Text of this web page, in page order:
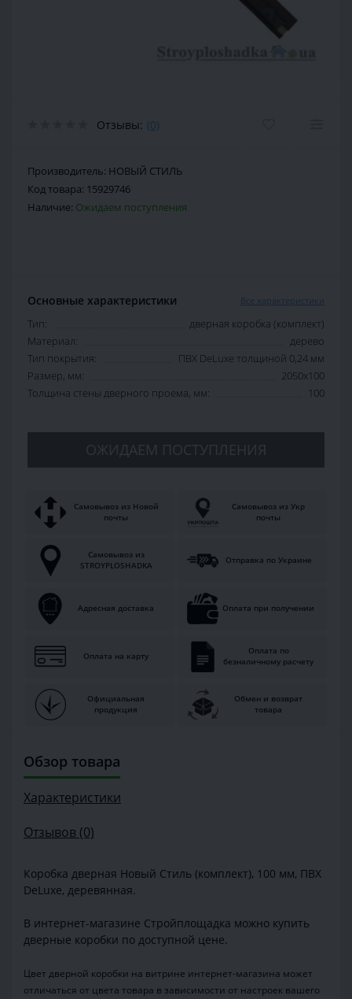
Отзывы: (0)
Производитель: НОВЫЙ СТИЛЬ
Код товара: 15929746
Наличие: Ожидаем поступления
Основные характеристики Все характеристики
Тип:
дверная коробка (комплект)
Материал:
дерево
Тип покрытия:
ПВХ DeLuxe толщиной 0,24 мм
Размер, мм:
2050х100
Толщина стены дверного проема, мм:
100
ОЖИДАЕМ ПОСТУПЛЕНИЯ
Самовывоз из Новой
почты
Самовывоз из Укр
почты
Самовывоз из
STROYPLOSHADKA
Отправка по Украине
Адресная доставка Оплата при получении
Оплата на карту
Оплата по
безналичному расчету
Официальная
продукция
Обмен и возврат
товара
Обзор товара
Характеристики
Отзывов (0)
Коробка дверная Новый Стиль (комплект), 100 мм, ПВХ
DeLuxe, деревянная.
В интернет-магазине Стройплощадка можно купить
дверные коробки по доступной цене.
Цвет дверной коробки на витрине интернет-магазина может
отличаться от цвета товара в зависимости от настроек вашего